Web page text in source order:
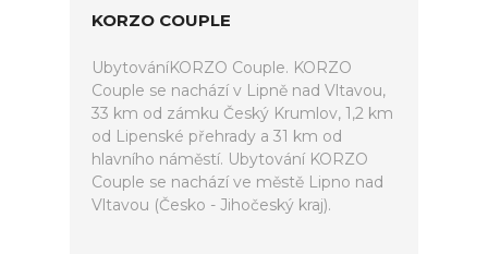
KORZO COUPLE
UbytováníKORZO Couple. KORZO
Couple se nachází v Lipně nad Vltavou,
33 km od zámku Český Krumlov, 1,2 km
od Lipenské přehrady a 31 km od
hlavního náměstí. Ubytování KORZO
Couple se nachází ve městě Lipno nad
Vltavou (Česko - Jihočeský kraj).